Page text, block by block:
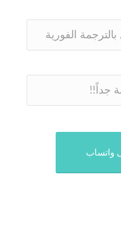
الفورية
جداً!!
واتساب